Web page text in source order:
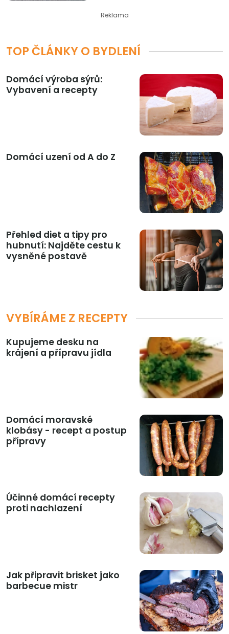
Reklama
TOP ČLÁNKY O BYDLENÍ
Domácí výroba sýrů:
Vybavení a recepty
Domácí uzení od A do Z
Přehled diet a tipy pro
hubnutí: Najděte cestu k
vysněné postavě
VYBÍRÁME Z RECEPTY
Kupujeme desku na
krájení a přípravu jídla
Domácí moravské
klobásy - recept a postup
přípravy
Účinné domácí recepty
proti nachlazení
Jak připravit brisket jako
barbecue mistr